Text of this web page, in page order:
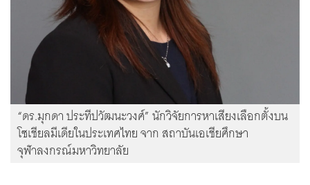
“ดร.มุกดา ประทีปวัฒนะวงศ์” นักวิจัยการหาเสียงเลือกตั้งบน
โซเชียลมีเดียในประเทศไทย จาก สถาบันเอเชียศึกษา
จุฬาลงกรณ์มหาวิทยาลัย